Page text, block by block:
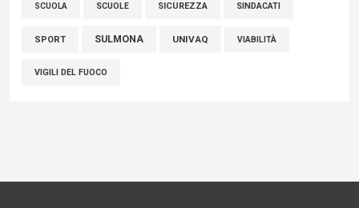
SCUOLA SCUOLE SICUREZZA SINDACATI
SPORT SULMONA UNIVAQ VIABILITÀ
VIGILI DEL FUOCO